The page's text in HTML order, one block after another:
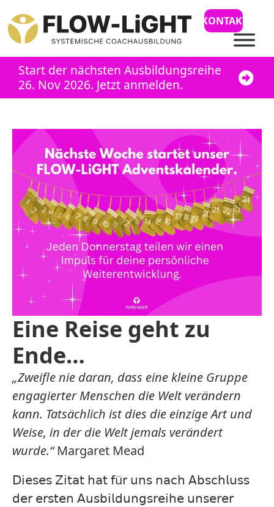
KONTAKT
Start der nächsten Ausbildungsreihe
26. Nov 2026. Jetzt anmelden.
Eine Reise geht zu
Ende…
„Zweifle nie daran, dass eine kleine Gruppe
engagierter Menschen die Welt verändern
kann. Tatsächlich ist dies die einzige Art und
Weise, in der die Welt jemals verändert
wurde.“Margaret Mead
𝖣𝗂𝖾𝗌𝖾𝗌 𝖹𝗂𝗍𝖺𝗍 𝗁𝖺𝗍 𝖿ü𝗋 𝗎𝗇𝗌 𝗇𝖺𝖼𝗁 𝖠𝖻𝗌𝖼𝗁𝗅𝗎𝗌𝗌
𝖽𝖾𝗋 𝖾𝗋𝗌𝗍𝖾𝗇 𝖠𝗎𝗌𝖻𝗂𝗅𝖽𝗎𝗇𝗀𝗌𝗋𝖾𝗂𝗁𝖾 𝗎𝗇𝗌𝖾𝗋𝖾𝗋